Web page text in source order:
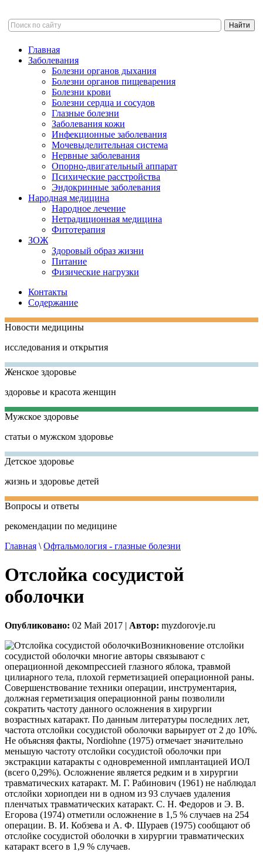
Главная
Заболевания
Болезни органов дыхания
Болезни органов пищеварения
Болезни крови
Болезни сердца и сосудов
Глазные болезни
Заболевания кожи
Инфекционные заболевания
Мочевыделительная система
Нервные заболевания
Опорно-двигательный аппарат
Психические расстройства
Эндокринные заболевания
Народная медицина
Народное лечение
Нетрадиционная медицина
Фитотерапия
ЗОЖ
Здоровый образ жизни
Питание
Физические нагрузки
Контакты
Содержание
Новости медицины
исследования и открытия
Женское здоровье
здоровье и красота женщин
Мужское здоровье
статьи о мужском здоровье
Детское здоровье
жизнь и здоровье детей
Вопросы и ответы
рекомендации по медицине
Главная \ Офтальмология - глазные болезни
Отслойка сосудистой
оболочки
Опубликовано: 02 Май 2017 | Автор: myzdorovje.ru
Возникновение отслойки
сосудистой оболочки многие авторы связывают с
операционной декомпрессией глазного яблока, травмой
цилиарного тела, плохой герметизацией операционной раны.
Совершенствование техники операции, инструментария,
должная герметизация операционной раны позволили
сократить частоту данного осложнения в хирургии
возрастных катаракт. По данным литературы последних лет,
частота отслойки сосудистой оболочки варьирует от 2 до 10%.
Не объясняя факты, Nordiohne (1975) отмечает значительно
меньшую частоту отслойки сосудистой оболочки при
экстракции катаракты с одновременной имплантацией ИОЛ
(всего 0,29%). Осложнение является редким и в хирургии
травматических катаракт. М. Г. Рабинович (1961) не наблюдал
отслойки хориопдеи ни в одном из 93 случаев удаления
пленчатых травматических катаракт. С. Н. Федоров и Э. В.
Егорова (1974) отметили осложнение в 1,5 % случаев на 254
операции. В. И. Кобзева и А. Ф. Шураев (1975) сообщают об
отслойке сосудистой оболочки в хирургии травматических
катаракт всего в 1,9 % случаев.